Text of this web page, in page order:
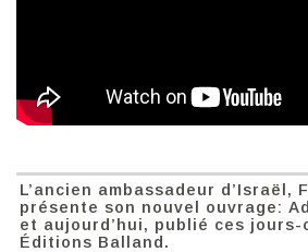
L’ancien ambassadeur d’Israël,
présente son nouvel ouvrage:
et aujourd’hui, publié ces jours-
Éditions Balland.